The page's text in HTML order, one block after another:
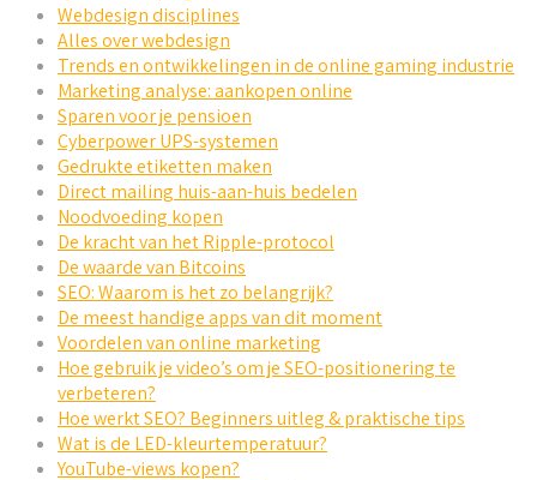
Webdesign disciplines
Alles over webdesign
Trends en ontwikkelingen in de online gaming industrie
Marketing analyse: aankopen online
Sparen voor je pensioen
Cyberpower UPS-systemen
Gedrukte etiketten maken
Direct mailing huis-aan-huis bedelen
Noodvoeding kopen
De kracht van het Ripple-protocol
De waarde van Bitcoins
SEO: Waarom is het zo belangrijk?
De meest handige apps van dit moment
Voordelen van online marketing
Hoe gebruik je video’s om je SEO-positionering te
verbeteren?
Hoe werkt SEO? Beginners uitleg & praktische tips
Wat is de LED-kleurtemperatuur?
YouTube-views kopen?